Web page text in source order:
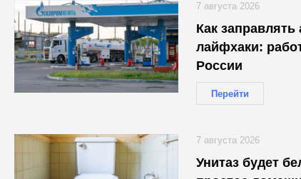
Как заправлять
лайфхаки:
России
Перейти
7 августа 2026
Унитаз будет
7 августа 2026